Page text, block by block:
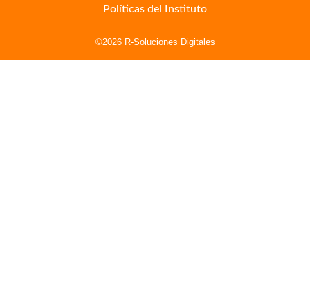
Políticas del Instituto
©2026 R-Soluciones Digitales